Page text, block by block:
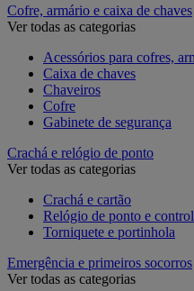
Cofre, armário e caixa de chaves
Ver todas as categorias
Acessórios para cofres,
Caixa de chaves
Chaveiros
Cofre
Gabinete de segurança
Crachá e relógio de ponto
Ver todas as categorias
Crachá e cartão
Relógio de ponto e
Torniquete e portinhola
Emergência e primeiros socorros
Ver todas as categorias